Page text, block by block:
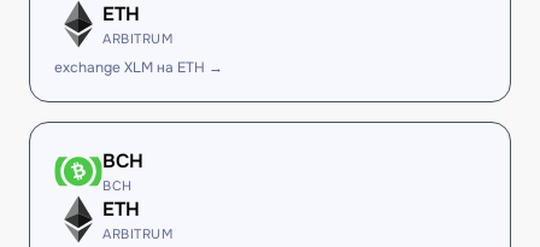
ETH
ARBITRUM
exchange XLM на ETH →
BCH
BCH
ETH
ARBITRUM